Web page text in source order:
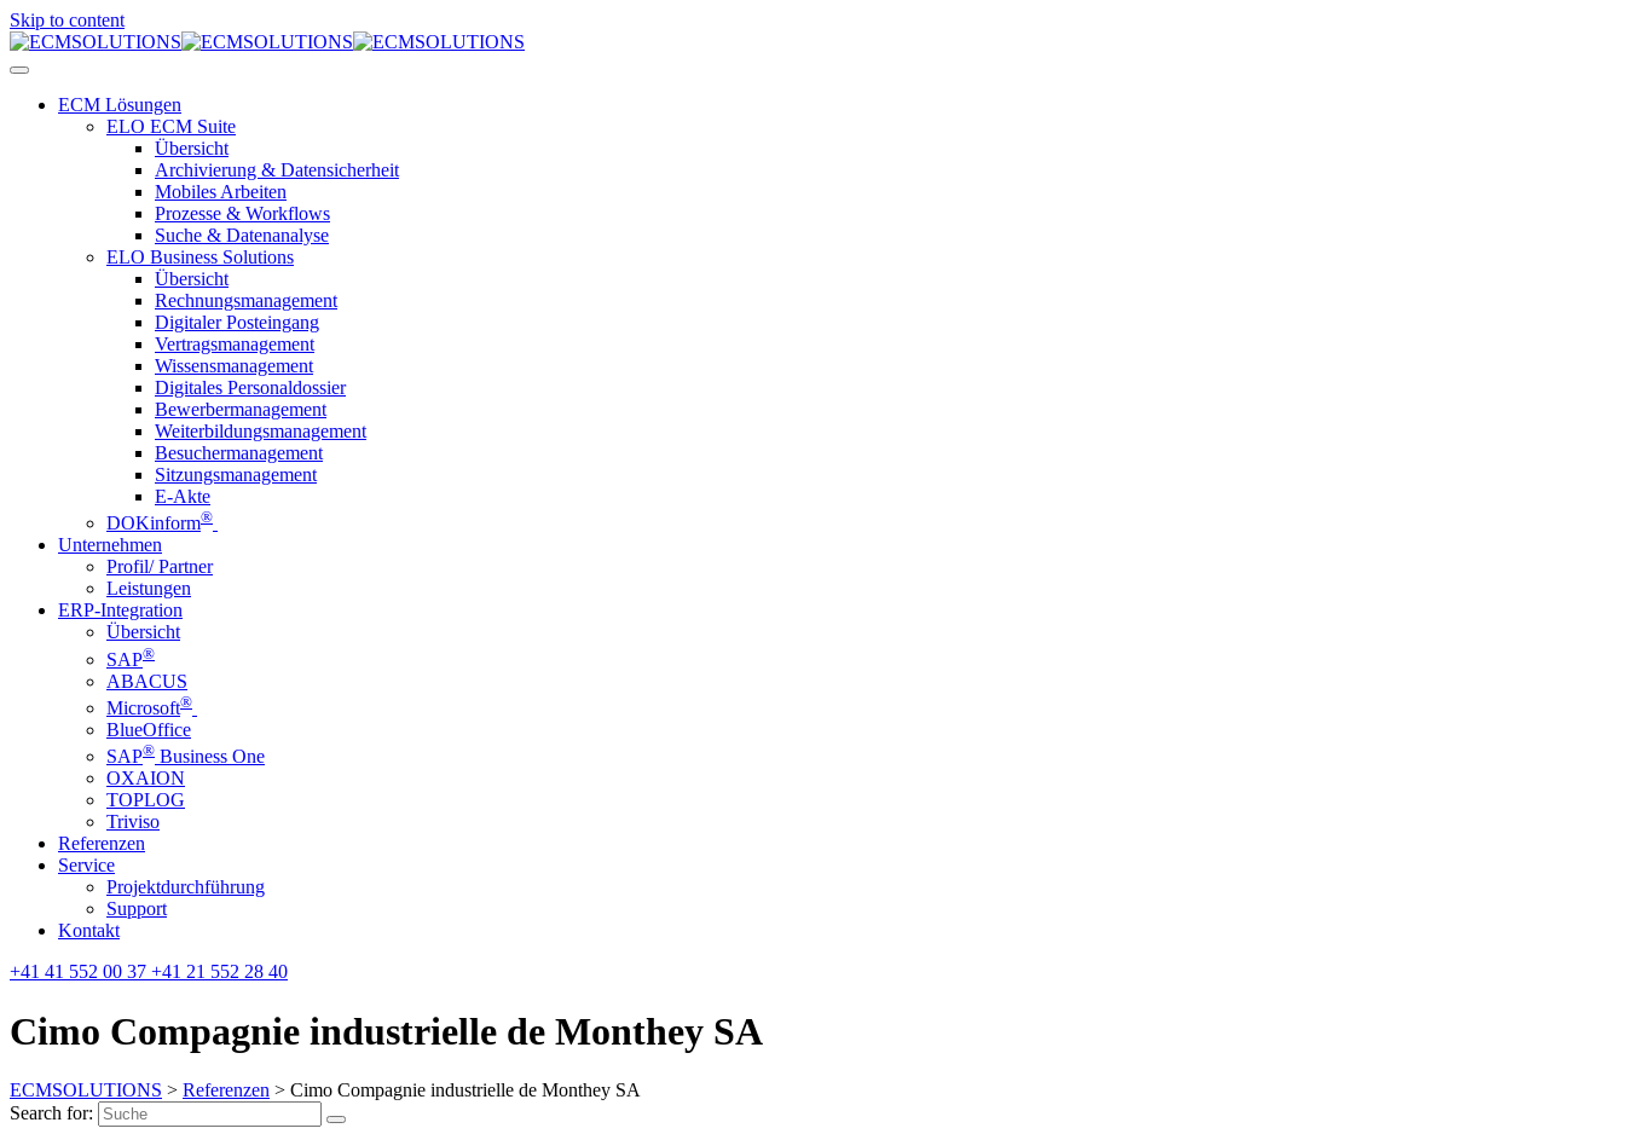
Skip to content
ECM Lösungen
ELO ECM Suite
Übersicht
Archivierung & Datensicherheit
Mobiles Arbeiten
Prozesse & Workflows
Suche & Datenanalyse
ELO Business Solutions
Übersicht
Rechnungsmanagement
Digitaler Posteingang
Vertragsmanagement
Wissensmanagement
Digitales Personaldossier
Bewerbermanagement
Weiterbildungsmanagement
Besuchermanagement
Sitzungsmanagement
E-Akte
DOKinform®
Unternehmen
Profil/ Partner
Leistungen
ERP-Integration
Übersicht
SAP®
ABACUS
Microsoft®
BlueOffice
SAP® Business One
OXAION
TOPLOG
Triviso
Referenzen
Service
Projektdurchführung
Support
Kontakt
+41 41 552 00 37 +41 21 552 28 40
Cimo Compagnie industrielle de Monthey SA
ECMSOLUTIONS > Referenzen > Cimo Compagnie industrielle de Monthey SA
Search for: